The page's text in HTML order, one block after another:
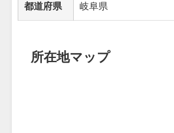
都道府県 岐阜県
所在地マップ